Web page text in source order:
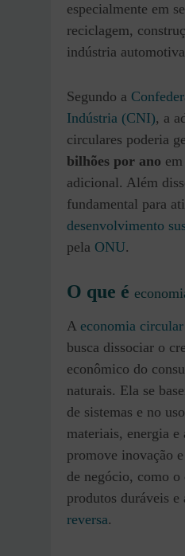
especialmente em
reciclagem,
indústria
Segundo a
Indústria (CNI), a
circulares poderia
bilhões por ano
adicional. Além
fundamental para
desenvolvimento
pela ONU.
O que é
A economia circular
busca dissociar o
econômico do
naturais. Ela se
de sistemas e no
materiais, energia e
promove inovação
de negócio, como o
produtos duráveis e
reversa.